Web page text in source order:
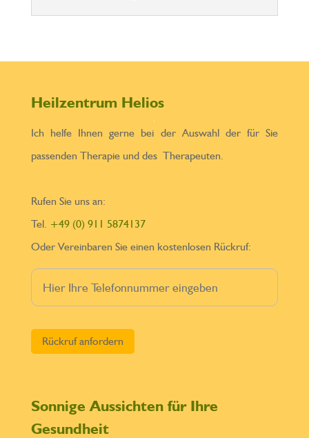
Heilzentrum Helios
Ich helfe Ihnen gerne bei der Auswahl der für Sie
passenden Therapie und des Therapeuten.
Rufen Sie uns an:
Tel. +49 (0) 911 5874137
Oder Vereinbaren Sie einen kostenlosen Rückruf:
Sonnige Aussichten für Ihre
Gesundheit